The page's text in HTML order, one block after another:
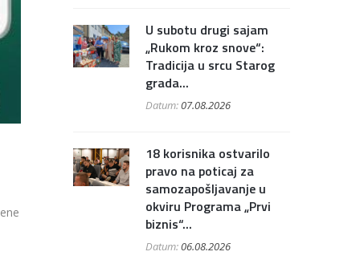
U subotu drugi sajam
„Rukom kroz snove“:
Tradicija u srcu Starog
grada...
Datum:07.08.2026
18 korisnika ostvarilo
pravo na poticaj za
samozapošljavanje u
okviru Programa „Prvi
biznis“...
Datum:06.08.2026